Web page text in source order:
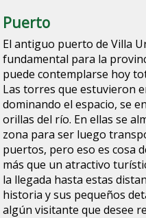
Puerto
El antiguo puerto de Villa
fundamental para la
puede contemplarse hoy
Las torres que estuvieron
dominando el espacio, se
orillas del río. En ellas se
zona para ser luego
puertos, pero eso es cosa
más que un atractivo
la llegada hasta estas
historia y sus pequeños
algún visitante que desee